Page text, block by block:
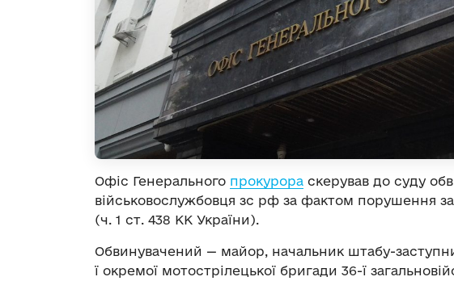
Офіс Генерального прокурора скерував до суду
військовослужбовця зс рф за фактом порушення
(ч. 1 ст. 438 КК України).
Обвинувачений — майор, начальник штабу-
ї окремої мотострілецької бригади 36-ї